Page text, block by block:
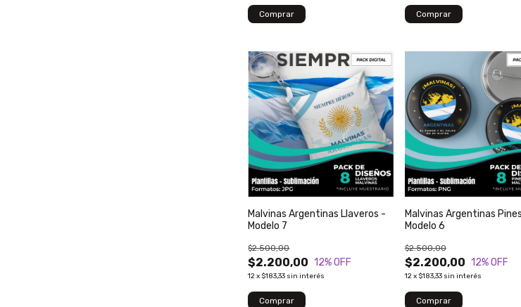
Malvinas Argentinas Llaveros -
Modelo 7
$2.200,00
$2.500,00
12% OFF
12x $183,33 sin interés
Malvinas Argentinas
Modelo 6
$2.200,00
$2.500,00
12% OFF
12x $183,33 sin interés